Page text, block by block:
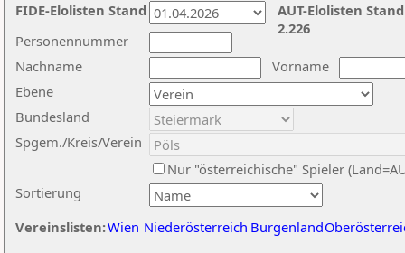
Nachname
Vorname
Ebene
Sortierung
Personennummer
Bundesland
Spgem./Kreis/Verein
Nur "österreichische" Spieler
Vereinslisten:Wien Niederösterreich Burgenland
AUT-Elolisten
2.226
FIDE-Elolisten Stand